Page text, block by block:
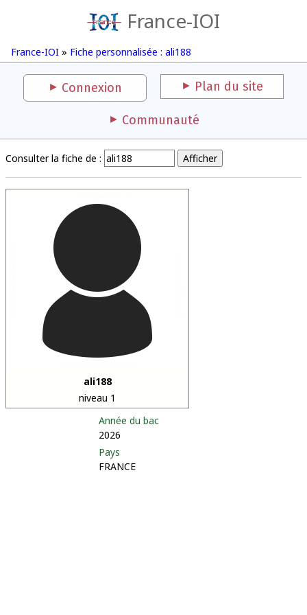
France-IOI
France-IOI » Fiche personnalisée : ali188
Connexion Plan du site
Communauté
Consulter la fiche de :
ali188
niveau 1
Année du bac
2026
Pays
FRANCE